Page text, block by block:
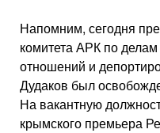
Напомним, сегодня
комитета АРК по
отношений и
Дудаков был
На вакантную
крымского премьера